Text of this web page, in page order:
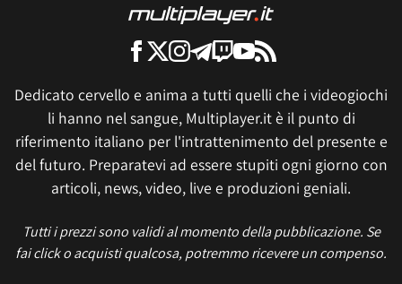
Dedicato cervello e anima a tutti quelli che i videogiochi
li hanno nel sangue, Multiplayer.it è il punto di
riferimento italiano per l'intrattenimento del presente e
del futuro. Preparatevi ad essere stupiti ogni giorno con
articoli, news, video, live e produzioni geniali.
Tutti i prezzi sono validi al momento della pubblicazione. Se
fai click o acquisti qualcosa, potremmo ricevere un compenso.